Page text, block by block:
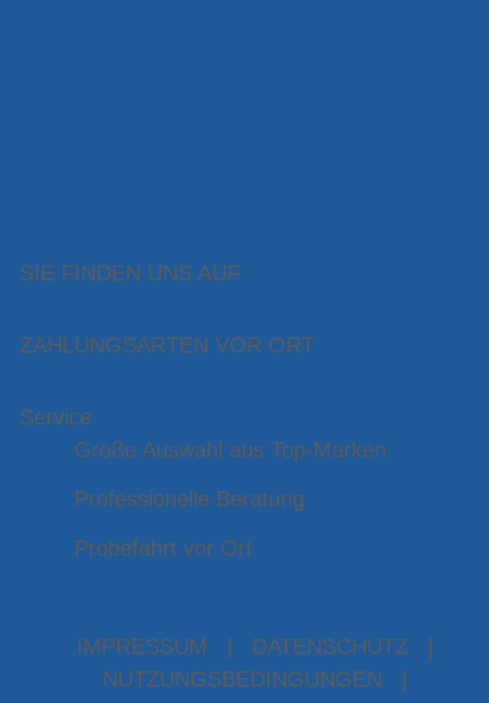
SIE FINDEN UNS AUF
ZAHLUNGSARTEN VOR ORT
Service
Große Auswahl aus Top-Marken
Professionelle Beratung
Probefahrt vor Ort
IMPRESSUM DATENSCHUTZ
NUTZUNGSBEDINGUNGEN